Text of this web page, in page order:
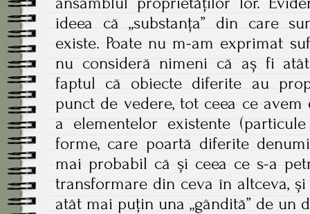
ideea că „substanța” din care
existe. Poate nu m-am exprimat
nu consideră nimeni că aș fi
faptul că obiecte diferite au
punct de vedere, tot ceea ce
a elementelor existente
forme, care poartă diferite
mai probabil că și ceea ce s-a
transformare din ceva în altceva,
atât mai puțin una „gândită” de un